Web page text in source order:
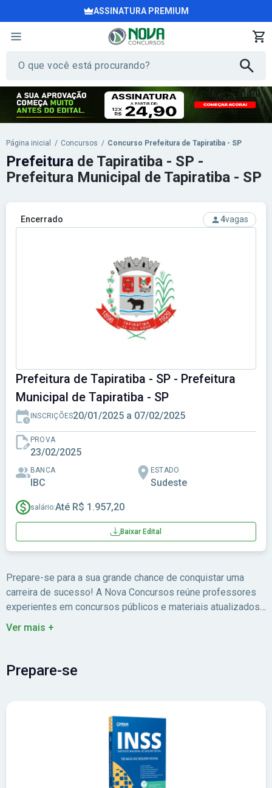
ASSINATURA PREMIUM
Página inicial / Concursos / Concurso Prefeitura de Tapiratiba - SP
Encerrado 4vagas
Prefeitura de Tapiratiba - SP - Prefeitura
Municipal de Tapiratiba - SP
INSCRIÇÕES20/01/2025 a 07/02/2025
PROVA
23/02/2025
BANCA
IBC
ESTADO
Sudeste
salário:Até R$ 1.957,20
Baixar Edital
Prefeitura de Tapiratiba - SP -
Prefeitura Municipal de Tapiratiba - SP
Prepare-se para a sua grande chance de conquistar uma
carreira de sucesso! A Nova Concursos reúne professores
experientes em concursos públicos e materiais atualizados
para você estudar com foco no edital.
Ver mais +
Prepare-se